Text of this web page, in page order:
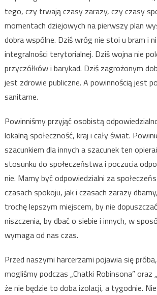
tego, czy trwają czasy zarazy, czy czasy
momentach dziejowych na pierwszy plan
dobra wspólne. Dziś wróg nie stoi u bram i
integralności terytorialnej. Dziś wojna nie
przyczółków i barykad. Dziś zagrożonym
jest zdrowie publiczne. A powinnością jest
sanitarne.
Powinniśmy przyjąć osobistą
lokalną społeczność, kraj i cały świat.
szacunkiem dla innych a szacunek ten
stosunku do społeczeństwa i poczucia
nie. Mamy być odpowiedzialni za
czasach spokoju, jak i czasach zarazy
trochę lepszym miejscem, by nie
niszczenia, by dbać o siebie i innych, w
wymaga od nas czas.
Przed naszymi harcerzami pojawia się
mogliśmy podczas „Chatki Robinsona” oraz
że nie będzie to doba izolacji, a tygodnie.